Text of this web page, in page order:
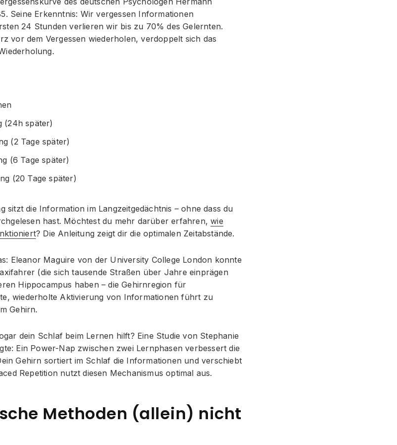
Seine Erkenntnis: Wir vergessen Informationen
24 Stunden verlieren wir bis zu 70% des Gelernten.
vor dem Vergessen wiederholen, verdoppelt sich das
(24h später)
(2 Tage später)
(6 Tage später)
(20 Tage später)
sitzt die Information im Langzeitgedächtnis – ohne dass du
hast. Möchtest du mehr darüber erfahren,wie
? Die Anleitung zeigt dir die optimalen Zeitabstände.
Eleanor Maguire von der University College London konnte
(die sich tausende Straßen über Jahre einprägen
Hippocampus haben – die Gehirnregion für
wiederholte Aktivierung von Informationen führt zu
Gehirn.
dein Schlaf beim Lernen hilft? Eine Studie von Stephanie
Ein Power-Nap zwischen zwei Lernphasen verbessert die
Gehirn sortiert im Schlaf die Informationen und verschiebt
Repetition nutzt diesen Mechanismus optimal aus.
Methoden (allein) nicht